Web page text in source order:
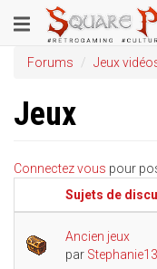
au
contenu
principal
Toggle
navigation
Forums Jeux
Jeux
Connectez vous pour
Sujets de
Ancien jeux
par Stephanie13